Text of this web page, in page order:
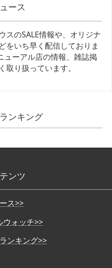
ース
スのSALE情報や、オリジナ
をいち早く配信しておりま
ューアル店の情報、雑誌掲
り扱っています。
ンキング
ンツ
ス>>
ウォッチ>>
ンキング>>